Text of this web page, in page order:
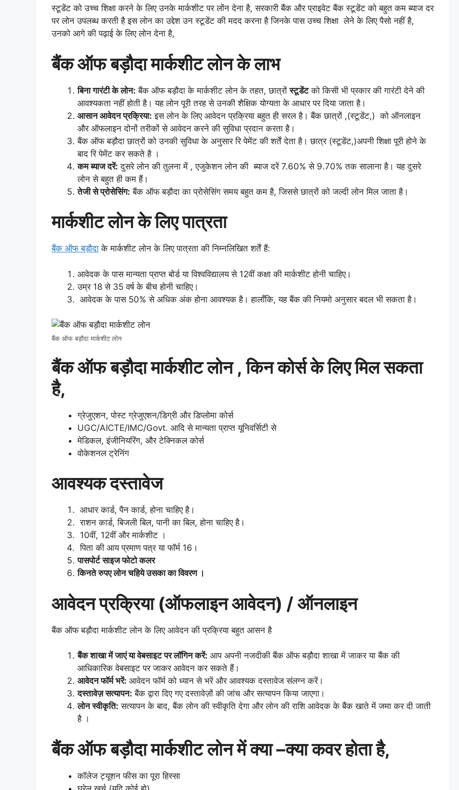
स्टूडेंट को उच्च शिक्षा करने के लिए उनके मार्कशीट पर लोंन देना है, सरकारी बैंक और प्राइवेट बैंक स्टूडेंट को बहुत कम ब्याज दर
पर लोन उपलब्ध करती है इस लोन का उद्देश उन स्टूडेंट की मदद करना है जिनके पास उच्च शिक्षा लेने के लिए पैसो नहीं है,
उनको आगे की पढ़ाई के लिए लोन देना है,
बैंक ऑफ बड़ौदा मार्कशीट लोन के लाभ
बिना गारंटी के लोन: बैंक ऑफ बड़ौदा के मार्कशीट लोन के तहत, छात्रोंस्टूडेंटको किसी भी प्रकार की गारंटी देने की
आवश्यकता नहीं होती है। यह लोन पूरी तरह से उनकी शैक्षिक योग्यता के आधार पर दिया जाता है।
आसान आवेदन प्रक्रिया: इस लोन के लिए आवेदन प्रक्रिया बहुत ही सरल है। बैंक छात्रों ,(स्टूडेंट,) को ऑनलाइन
और ऑफलाइन दोनों तरीकों से आवेदन करने की सुविधा प्रदान करता है।
बैंक ऑफ बड़ौदा छात्रों को उनकी सुविधा के अनुसार रि पेमेंट की शर्तें देता है। छात्र (स्टूडेंट,)अपनी शिक्षा पूरी होने के
बाद रि पेमेंट कर सकते है ।
कम ब्याज दरें: दुसरे लोन की तुलना में , एजुकेशन लोन की ब्याज दरें 7.60% से 9.70% तक सालाना है। यह दुसरे
लोन से बहुत ही कम हैं।
तेजी से प्रोसेसिंग: बैंक ऑफ बड़ौदा का प्रोसेसिंग समय बहुत कम है, जिससे छात्रों को जल्दी लोन मिल जाता है।
मार्कशीट लोन के लिए पात्रता
बैंक ऑफ बड़ौदा के मार्कशीट लोन के लिए पात्रता की निम्नलिखित शर्तें हैं:
आवेदक के पास मान्यता प्राप्त बोर्ड या विश्वविद्यालय से 12वीं कक्षा की मार्कशीट होनी चाहिए।
उम्र 18 से 35 वर्ष के बीच होनी चाहिए।
आवेदक के पास 50% से अधिक अंक होना आवश्यक है। हालाँकि, यह बैंक की नियमो अनुसार बदल भी सकता है।
बैंक ऑफ बड़ौदा मार्कशीट लोन
बैंक ऑफ बड़ौदा मार्कशीट लोन , किन कोर्स के लिए मिल सकता
है,
ग्रेजुएशन, पोस्ट ग्रेजुएशन/डिग्री और डिप्लोमा कोर्स
UGC/AICTE/IMC/Govt. आदि से मान्यता प्राप्त यूनिवर्सिटी से
मेडिकल, इंजीनियरिंग, और टेक्निकल कोर्स
वोकेशनल ट्रेनिंग
आवश्यक दस्तावेज
आधार कार्ड, पैन कार्ड, होना चाहिए है।
राशन कार्ड, बिजली बिल, पानी का बिल, होना चाहिए है।
10वीं, 12वीं और मार्कशीट ।
पिता की आय प्रमाण पत्र या फॉर्म 16।
पासपोर्ट साइज फोटो कलर
किनते रुपए लोन चहिये उसका का विवरण ।
आवेदन प्रक्रिया (ऑफलाइन आवेदन) / ऑनलाइन
बैंक ऑफ बड़ौदा मार्कशीट लोन के लिए आवेदन की प्रक्रिया बहुत आसन है
बैंक शाखा में जाएं या वेबसाइट पर लॉगिन करें: आप अपनी नजदीकी बैंक ऑफ बड़ौदा शाखा में जाकर या बैंक की
आधिकारिक वेबसाइट पर जाकर आवेदन कर सकते हैं।
आवेदन फॉर्म भरें: आवेदन फॉर्म को ध्यान से भरें और आवश्यक दस्तावेज संलग्न करें।
दस्तावेज़ सत्यापन: बैंक द्वारा दिए गए दस्तावेज़ों की जांच और सत्यापन किया जाएगा।
लोन स्वीकृति: सत्यापन के बाद, बैंक लोन की स्वीकृति देगा और लोन की राशि आवेदक के बैंक खाते में जमा कर दी जाती
है ।
बैंक ऑफ बड़ौदा मार्कशीट लोन में क्या –क्याकवर होता है,
कॉलेज ट्यूशन फीस का पूरा हिस्सा